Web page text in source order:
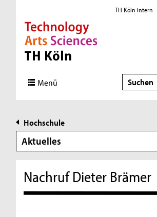
Direkt zur Hauptnavigation
Direkt zur Subnavigation
Direkt zum Inhalt
Direkt zum Fußbereich
TH Köln intern
Menü Suche
Hochschule
Aktuelles
Nachruf Dieter Brämer